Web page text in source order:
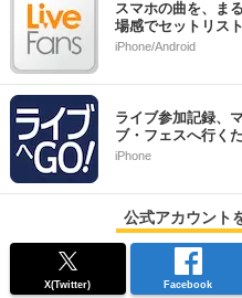
スマホの曲を、ま
場感でセットリス
iPhone/Android
ライブ参加記録、
ブ・フェスへ行く
iPhone
公式アカウント
X(Twitter) Facebook